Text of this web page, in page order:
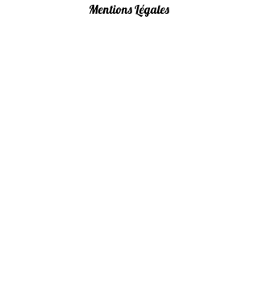
Mentions Légales